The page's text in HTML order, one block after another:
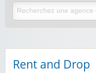
Rent and Drop